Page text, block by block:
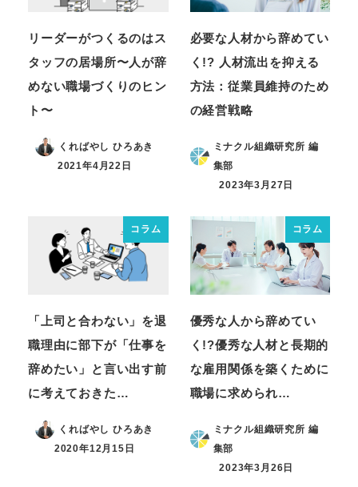
リーダーがつくるのはス
タッフの居場所〜人が辞
めない職場づくりのヒン
ト〜
くればやし ひろあき
2021年4月22日
必要な人材から辞めてい
く!? 人材流出を抑える
方法：従業員維持のため
の経営戦略
ミナクル組織研究所 編
集部
2023年3月27日
コラム
「上司と合わない」を退
職理由に部下が「仕事を
辞めたい」と言い出す前
に考えておきた…
くればやし ひろあき
2020年12月15日
コラム
優秀な人から辞めてい
く!?優秀な人材と長期的
な雇用関係を築くために
職場に求められ…
ミナクル組織研究所 編
集部
2023年3月26日